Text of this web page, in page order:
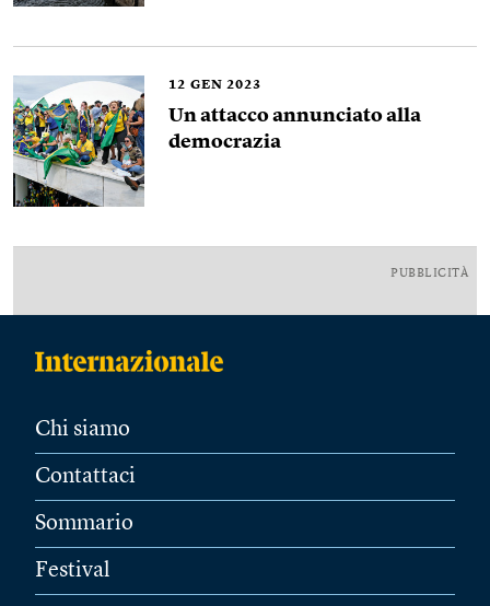
12 GEN 2023
Un attacco annunciato alla
democrazia
PUBBLICITÀ
Chi siamo
Contattaci
Sommario
Festival